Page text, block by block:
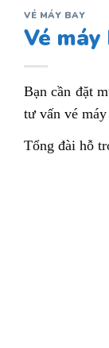
VÉ MÁY BAY
Vé
Bạn cần đặt
tư vấn vé
Tổng đài hỗ